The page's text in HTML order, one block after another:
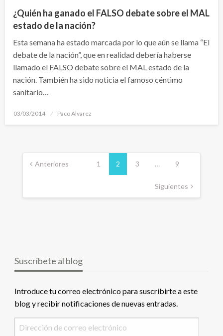
¿Quién ha ganado el FALSO debate sobre el MAL
estado de la nación?
Esta semana ha estado marcada por lo que aún se llama “El
debate de la nación”, que en realidad debería haberse
llamado el FALSO debate sobre el MAL estado de la
nación. También ha sido noticia el famoso céntimo
sanitario…
Publicado
03/03/2014 Paco Alvarez
Navegación
de Anteriores 1 2 3 … 9
Siguientes
Suscríbete al blog
Introduce tu correo electrónico para suscribirte a este
blog y recibir notificaciones de nuevas entradas.
Dirección